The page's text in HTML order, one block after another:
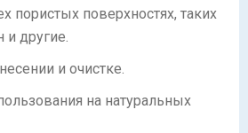
пористых поверхностях, таких
и другие.
и очистке.
на натуральных